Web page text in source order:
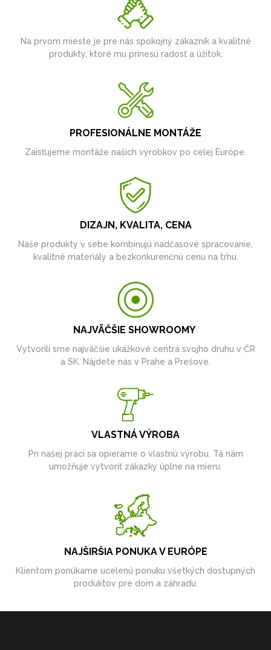
Na prvom mieste je pre nás spokojný zákazník a kvalitné
produkty, ktoré mu prinesú radosť a úžitok.
PROFESIONÁLNE MONTÁŽE
Zaisťujeme montáže našich výrobkov po celej Európe.
DIZAJN, KVALITA, CENA
Naše produkty v sebe kombinujú nadčasové spracovanie,
kvalitné materiály a bezkonkurenčnú cenu na trhu.
NAJVÄČŠIE SHOWROOMY
Vytvorili sme najväčšie ukážkové centrá svojho druhu v ČR
a SK. Nájdete nás v Prahe a Prešove.
VLASTNÁ VÝROBA
Pri našej práci sa opierame o vlastnú výrobu. Tá nám
umožňuje vytvoriť zákazky úplne na mieru.
NAJŠIRŠIA PONUKA V EURÓPE
Klientom ponúkame ucelenú ponuku všetkých dostupných
produktov pre dom a záhradu.